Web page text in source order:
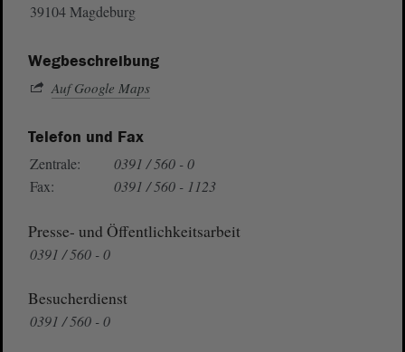
39104 Magdeburg
Wegbeschreibung
Auf Google Maps
Telefon und Fax
Zentrale:
0391 / 560 - 0
Fax:
0391 / 560 - 1123
Presse- und Öffentlichkeitsarbeit
0391 / 560 - 0
Besucherdienst
0391 / 560 - 0